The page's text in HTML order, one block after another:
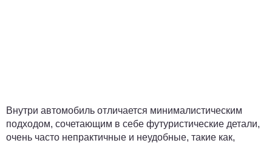
Внутри автомобиль отличается минималистическим
подходом, сочетающим в себе футуристические детали,
очень часто непрактичные и неудобные, такие как,